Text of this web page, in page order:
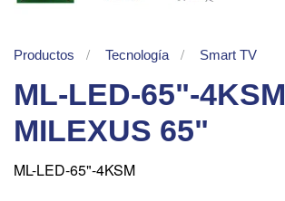
Productos Tecnología Smart TV
ML-LED-65"-4KSM
MILEXUS 65"
ML-LED-65"-4KSM